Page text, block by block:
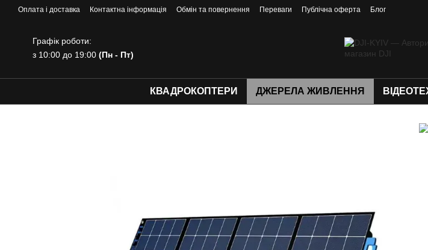
Перейти до основного контенту
Оплата і доставка Контактна інформація Обмін та повернення Переваги Публічна оферта Блог
Графік роботи:
з 10:00 до 19:00 (Пн - Пт)
КВАДРОКОПТЕРИ ДЖЕРЕЛА ЖИВЛЕННЯ